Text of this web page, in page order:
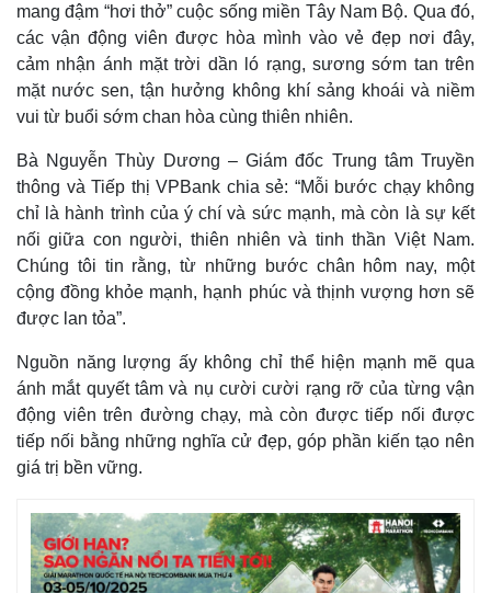
mang đậm “hơi thở” cuộc sống miền Tây Nam Bộ. Qua đó,
các vận động viên được hòa mình vào vẻ đẹp nơi đây,
cảm nhận ánh mặt trời dần ló rạng, sương sớm tan trên
mặt nước sen, tận hưởng không khí sảng khoái và niềm
vui từ buổi sớm chan hòa cùng thiên nhiên.
Bà Nguyễn Thùy Dương – Giám đốc Trung tâm Truyền
thông và Tiếp thị VPBank chia sẻ: “Mỗi bước chạy không
chỉ là hành trình của ý chí và sức mạnh, mà còn là sự kết
nối giữa con người, thiên nhiên và tinh thần Việt Nam.
Chúng tôi tin rằng, từ những bước chân hôm nay, một
cộng đồng khỏe mạnh, hạnh phúc và thịnh vượng hơn sẽ
được lan tỏa”.
Nguồn năng lượng ấy không chỉ thể hiện mạnh mẽ qua
ánh mắt quyết tâm và nụ cười cười rạng rỡ của từng vận
động viên trên đường chạy, mà còn được tiếp nối được
tiếp nối bằng những nghĩa cử đẹp, góp phần kiến tạo nên
giá trị bền vững.